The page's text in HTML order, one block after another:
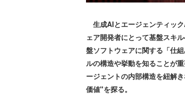
生成AIとエージェンティッ
ェア開発者にとって基盤スキ
盤ソフトウェアに関する「仕
ルの構造や挙動を知ることが
ージェントの内部構造を紐解
価値"を探る。